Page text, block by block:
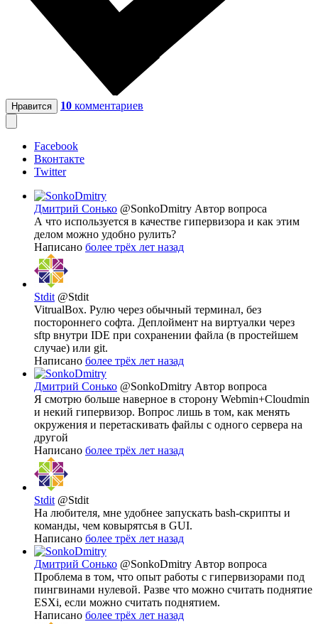
Нравится 10 комментариев
Facebook
Вконтакте
Twitter
Дмитрий Сонько @SonkoDmitry Автор вопроса
А что используется в качестве гипервизора и как этим
делом можно удобно рулить?
Написано более трёх лет назад
Stdit @Stdit
VitrualBox. Рулю через обычный терминал, без
постороннего софта. Деплоймент на виртуалки через
sftp внутри IDE при сохранении файла (в простейшем
случае) или git.
Написано более трёх лет назад
Дмитрий Сонько @SonkoDmitry Автор вопроса
Я смотрю больше наверное в сторону Webmin+Cloudmin
и некий гипервизор. Вопрос лишь в том, как менять
окружения и перетаскивать файлы с одного сервера на
другой
Написано более трёх лет назад
Stdit @Stdit
На любителя, мне удобнее запускать bash-скрипты и
команды, чем ковырятсья в GUI.
Написано более трёх лет назад
Дмитрий Сонько @SonkoDmitry Автор вопроса
Проблема в том, что опыт работы с гипервизорами под
пингвинами нулевой. Разве что можно считать поднятие
ESXi, если можно считать поднятием.
Написано более трёх лет назад